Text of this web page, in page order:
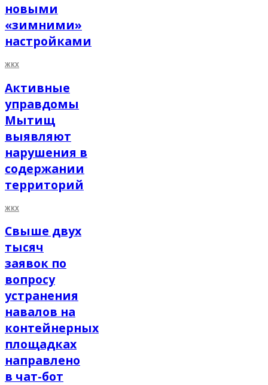
новыми
«зимними»
настройками
ЖКХ
Активные
управдомы
Мытищ
выявляют
нарушения в
содержании
территорий
ЖКХ
Свыше двух
тысяч
заявок по
вопросу
устранения
навалов на
контейнерных
площадках
направлено
в чат-бот